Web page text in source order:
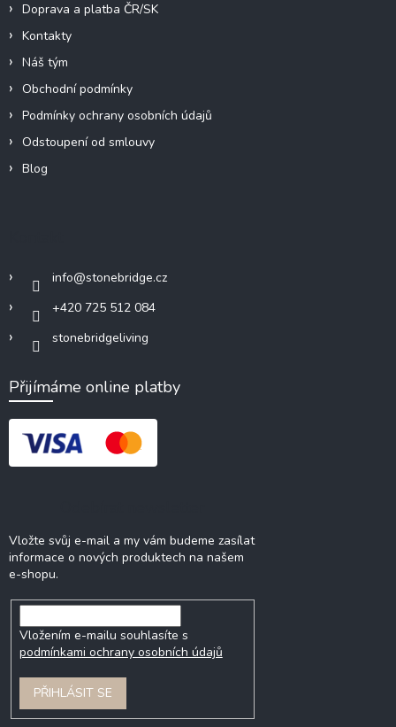
Doprava a platba ČR/SK
Kontakty
Náš tým
Obchodní podmínky
Podmínky ochrany osobních údajů
Odstoupení od smlouvy
Blog
info@stonebridge.cz
+420 725 512 084
stonebridgeliving
Přijímáme online platby
Vložte svůj e-mail a my vám budeme zasílat
informace o nových produktech na našem
e-shopu.
Vložením e-mailu souhlasíte s
podmínkami ochrany osobních údajů
PŘIHLÁSIT SE